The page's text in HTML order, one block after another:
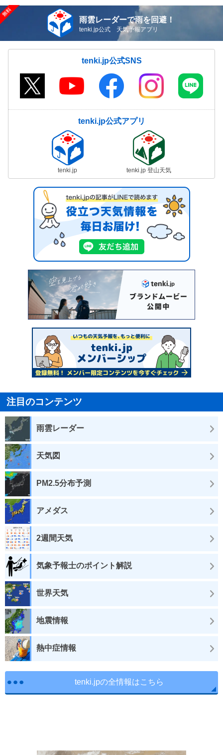
雨雲レーダーで雨を回避！
tenki.jp公式 天気予報アプリ
tenki.jp公式SNS
tenki.jp公式アプリ
tenki.jp tenki.jp 登山天気
注目のコンテンツ
雨雲レーダー
天気図
PM2.5分布予測
アメダス
2週間天気
気象予報士のポイント解説
世界天気
地震情報
熱中症情報
tenki.jpの全情報はこちら